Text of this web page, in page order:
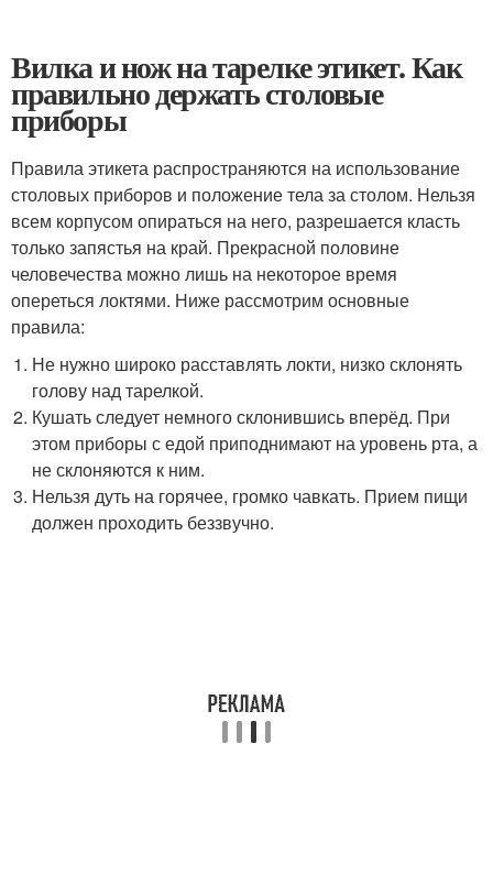
Вилка и нож на тарелке этикет. Как
правильно держать столовые
приборы
Правила этикета распространяются на использование
столовых приборов и положение тела за столом. Нельзя
всем корпусом опираться на него, разрешается класть
только запястья на край. Прекрасной половине
человечества можно лишь на некоторое время
опереться локтями. Ниже рассмотрим основные
правила:
Не нужно широко расставлять локти, низко склонять
голову над тарелкой.
Кушать следует немного склонившись вперёд. При
этом приборы с едой приподнимают на уровень рта, а
не склоняются к ним.
Нельзя дуть на горячее, громко чавкать. Прием пищи
должен проходить беззвучно.